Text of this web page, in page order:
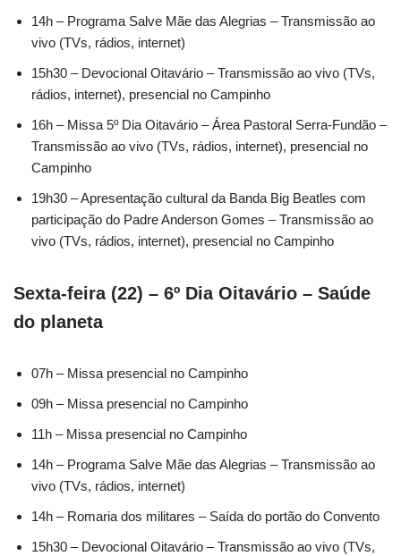
14h – Programa Salve Mãe das Alegrias – Transmissão ao
vivo (TVs, rádios, internet)
15h30 – Devocional Oitavário – Transmissão ao vivo (TVs,
rádios, internet), presencial no Campinho
16h – Missa 5º Dia Oitavário – Área Pastoral Serra-Fundão –
Transmissão ao vivo (TVs, rádios, internet), presencial no
Campinho
19h30 – Apresentação cultural da Banda Big Beatles com
participação do Padre Anderson Gomes – Transmissão ao
vivo (TVs, rádios, internet), presencial no Campinho
Sexta-feira (22) – 6º Dia Oitavário – Saúde
do planeta
07h – Missa presencial no Campinho
09h – Missa presencial no Campinho
11h – Missa presencial no Campinho
14h – Programa Salve Mãe das Alegrias – Transmissão ao
vivo (TVs, rádios, internet)
14h – Romaria dos militares – Saída do portão do Convento
15h30 – Devocional Oitavário – Transmissão ao vivo (TVs,